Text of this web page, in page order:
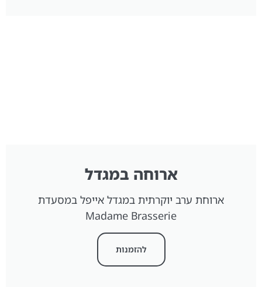
ארוחה במגדל
ארוחת ערב יוקרתית במגדל אייפל במסעדת
Madame Brasserie
להזמנות